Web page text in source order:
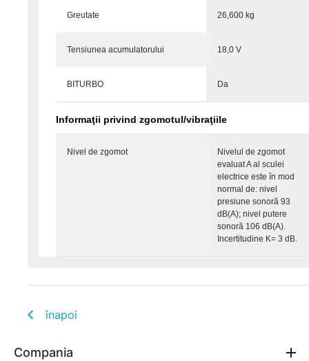
Greutate 26,600 kg
Tensiunea acumulatorului 18,0 V
BITURBO Da
Informaţii privind zgomotul/vibraţiile
Nivel de zgomot
Nivelul de zgomot
evaluat A al sculei
electrice este în mod
normal de: nivel
presiune sonoră 93
dB(A); nivel putere
sonoră 106 dB(A).
Incertitudine K= 3 dB.
înapoi
Compania